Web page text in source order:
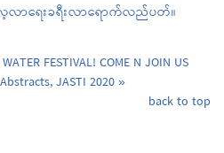
လေ့လာရေးခရီးလာရောက်လည်ပတ်။
FESTIVAL! COME N JOIN US
JASTI 2020 »
back to top